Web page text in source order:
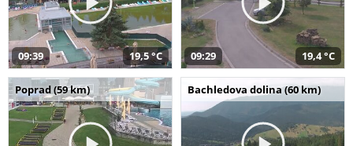
09:39 19,5 °C 09:29 19,4 °C
Poprad (59 km) Bachledova dolina (60 km)